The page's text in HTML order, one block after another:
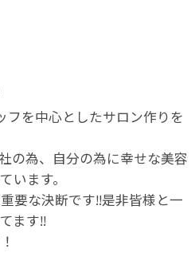
フを中心としたサロン作りを
の為、自分の為に幸せな美容
います。
要な決断です!!是非皆様と一
ます!!